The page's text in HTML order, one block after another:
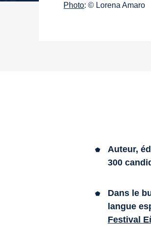
Photo: © Lorena Amaro
Auteur,
300
Dans le
langue
Festival